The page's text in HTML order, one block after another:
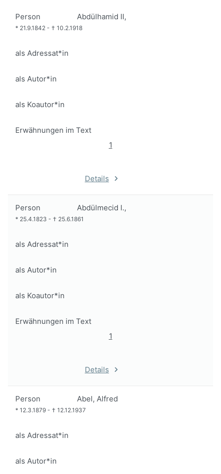
Person Abdülhamid II,
* 21.9.1842 - † 10.2.1918
als Adressat*in
als Autor*in
als Koautor*in
Erwähnungen im Text
1
Details
Person Abdülmecid I.,
* 25.4.1823 - † 25.6.1861
als Adressat*in
als Autor*in
als Koautor*in
Erwähnungen im Text
1
Details
Person Abel, Alfred
* 12.3.1879 - † 12.12.1937
als Adressat*in
als Autor*in